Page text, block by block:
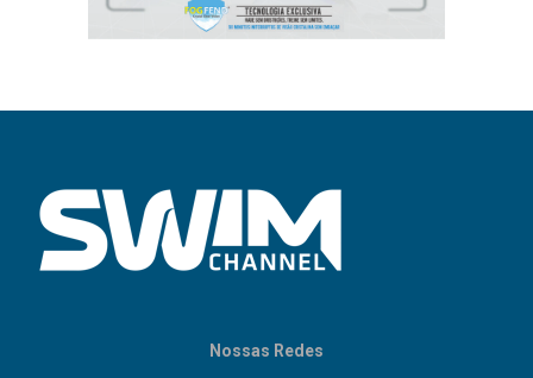
Nossas Redes